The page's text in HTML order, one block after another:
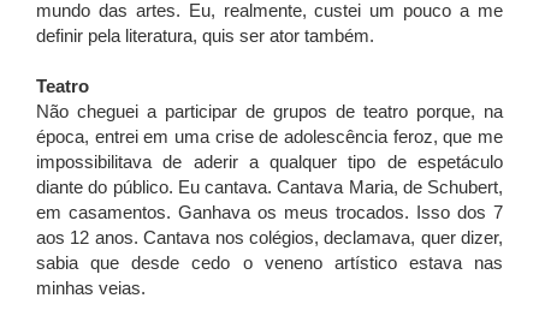
mundo das artes. Eu, realmente, custei um pouco a me
definir pela literatura, quis ser ator também.
Teatro
Não cheguei a participar de grupos de teatro porque, na
época, entrei em uma crise de adolescência feroz, que me
impossibilitava de aderir a qualquer tipo de espetáculo
diante do público. Eu cantava. Cantava Maria, de Schubert,
em casamentos. Ganhava os meus trocados. Isso dos 7
aos 12 anos. Cantava nos colégios, declamava, quer dizer,
sabia que desde cedo o veneno artístico estava nas
minhas veias.